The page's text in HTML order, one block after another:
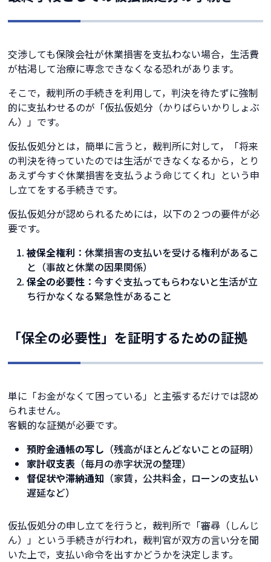
交渉しても保険会社が休業損害を支払わない場合，生活費
が枯渇して治療に専念できなくなる恐れがあります。
そこで，裁判所の手続きを利用して，判決を待たずに強制
的に支払わせるのが「仮払仮処分（かりばらいかりしょぶ
ん）」です。
仮払仮処分とは，簡単に言うと，裁判所に対して，「将来
の判決を待っていたのでは生活ができなくなるから，とり
あえず今すぐ休業損害を支払うよう命じてくれ」という申
し立てをする手続きです。
仮払仮処分が認められるためには，以下の２つの要件が必
要です。
被保全権利 ：休業損害の支払いを受ける権利があるこ
と（事故と休業の因果関係）
保全の必要性 ：今すぐ支払ってもらわないと生活が立
ち行かなくなる緊急性があること
「保全の必要性」を証明するための証拠
単に「お金がなくて困っている」と主張するだけでは認め
られません。
客観的な証拠が必要です。
預貯金通帳の写し （残高がほとんどないことの証明）
家計収支表 （毎月の赤字状況の整理）
督促状や滞納通知 （家賃，公共料金，ローンの支払い
遅延など）
仮払仮処分の申し立てを行うと，裁判所で「審尋（しんじ
ん）」という手続きが行われ，裁判官が双方の言い分を聞
いた上で，支払い命令を出すかどうかを決定します。